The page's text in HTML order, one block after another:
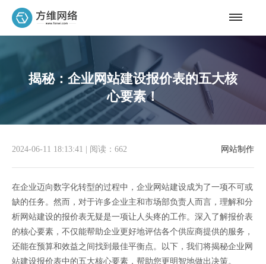
揭秘：企业网站建设报价表的五大核
心要素！
网站制作
2024-06-11 18:13:41 阅读：662
在企业迈向数字化转型的过程中，企业网站建设成为了一项不可或
缺的任务。然而，对于许多企业主和市场部负责人而言，理解和分
析网站建设的报价表无疑是一项让人头疼的工作。深入了解报价表
的核心要素，不仅能帮助企业更好地评估各个供应商提供的服务，
还能在预算和效益之间找到最佳平衡点。以下，我们将揭秘企业网
站建设报价表中的五大核心要素，帮助您更明智地做出决策。